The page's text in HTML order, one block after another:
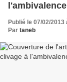
Publié le 07/02/2013
Par taneb